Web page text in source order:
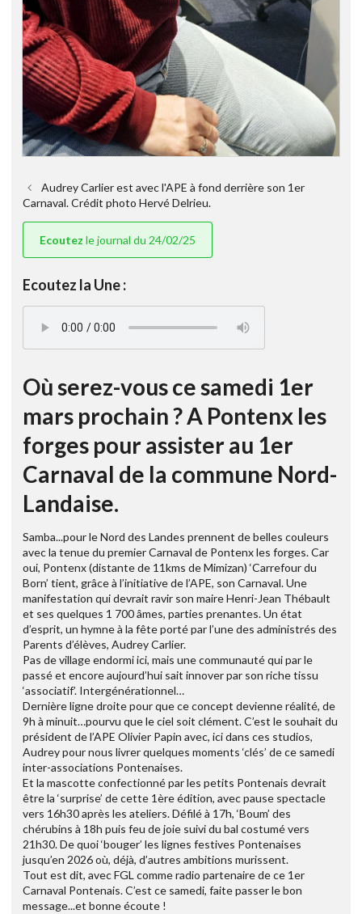
Audrey Carlier est avec l'APE à fond derrière son 1er
Carnaval. Crédit photo Hervé Delrieu.
Ecoutez le journal du 24/02/25
Ecoutez la Une :
Où serez-vous ce samedi 1er
mars prochain ? A Pontenx les
forges pour assister au 1er
Carnaval de la commune Nord-
Landaise.
Samba...pour le Nord des Landes prennent de belles couleurs
avec la tenue du premier Carnaval de Pontenx les forges. Car
oui, Pontenx (distante de 11kms de Mimizan) ‘Carrefour du
Born’ tient, grâce à l’initiative de l’APE, son Carnaval. Une
manifestation qui devrait ravir son maire Henri-Jean Thébault
et ses quelques 1 700 âmes, parties prenantes. Un état
d’esprit, un hymne à la fête porté par l’une des administrés des
Parents d’élèves, Audrey Carlier.
Pas de village endormi ici, mais une communauté qui par le
passé et encore aujourd’hui sait innover par son riche tissu
‘associatif’. Intergénérationnel…
Dernière ligne droite pour que ce concept devienne réalité, de
9h à minuit…pourvu que le ciel soit clément. C’est le souhait du
président de l’APE Olivier Papin avec, ici dans ces studios,
Audrey pour nous livrer quelques moments ‘clés’ de ce samedi
inter-associations Pontenaises.
Et la mascotte confectionné par les petits Pontenais devrait
être la ‘surprise’ de cette 1ère édition, avec pause spectacle
vers 16h30 après les ateliers. Défilé à 17h, ‘Boum’ des
chérubins à 18h puis feu de joie suivi du bal costumé vers
21h30. De quoi ‘bouger’ les lignes festives Pontenaises
jusqu’en 2026 où, déjà, d’autres ambitions murissent.
Tout est dit, avec FGL comme radio partenaire de ce 1er
Carnaval Pontenais. C’est ce samedi, faite passer le bon
message...et bonne écoute !